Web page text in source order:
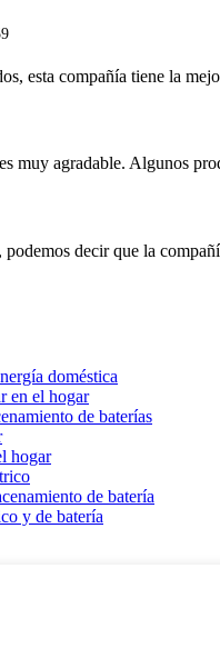
esta compañía tiene la
muy agradable. Algunos
decir que la
doméstica
en el hogar
de baterías
hogar
de batería
y de batería